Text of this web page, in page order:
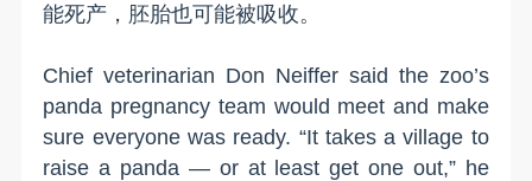
能死产，胚胎也可能被吸收。
Chief veterinarian Don Neiffer said the zoo’s
panda pregnancy team would meet and make
sure everyone was ready. “It takes a village to
raise a panda — or at least get one out,” he